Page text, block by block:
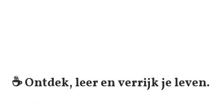
☕️ Ontdek, leer en verrijk je leven.